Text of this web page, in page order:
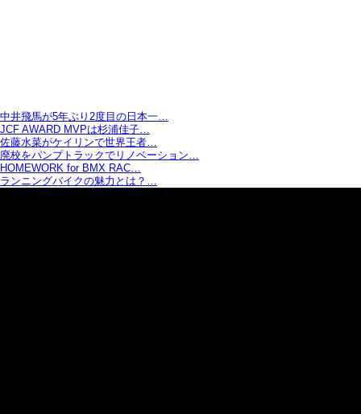
中井飛馬が5年ぶり2度目の日本一…
JCF AWARD MVPは杉浦佳子…
佐藤水菜がケイリンで世界王者…
廃校をパンプトラックでリノベーション…
HOMEWORK for BMX RAC…
ランニングバイクの魅力とは？…